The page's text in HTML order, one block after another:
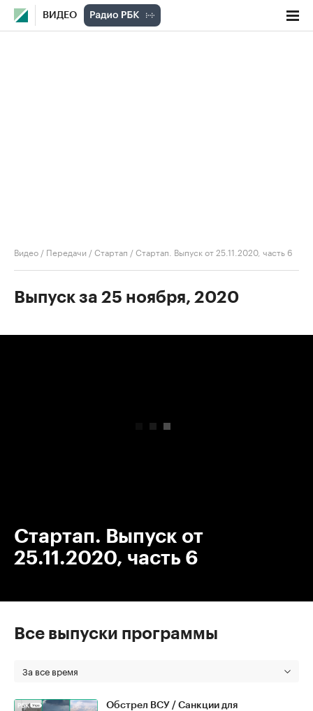
ВИДЕО
Видео / Передачи /Стартап /Стартап. Выпуск от 25.11.2020, часть 6
Выпуск за 25 ноября, 2020
Стартап. Выпуск от
25.11.2020, часть 6
Все выпуски программы
За все время
Обстрел ВСУ / Санкции для